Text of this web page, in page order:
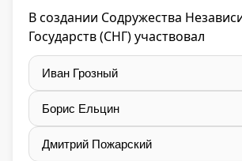
В создании Содружества
Государств (СНГ) участвовал
Иван Грозный
Борис Ельцин
Дмитрий Пожарский